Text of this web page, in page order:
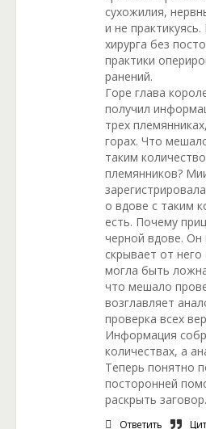
сухожилия,
и не
хирурга без
практики
ранений.
Горе глава
получил
трех
горах. Что
таким
племянников?
о вдове с таким
есть. Почему
черной вдове. Он
скрывает от
могла быть
что мешало
возглавляет
проверка всех
Информация
количествах, а
Теперь понятно
посторонней
раскрыть заговор.
Ответить